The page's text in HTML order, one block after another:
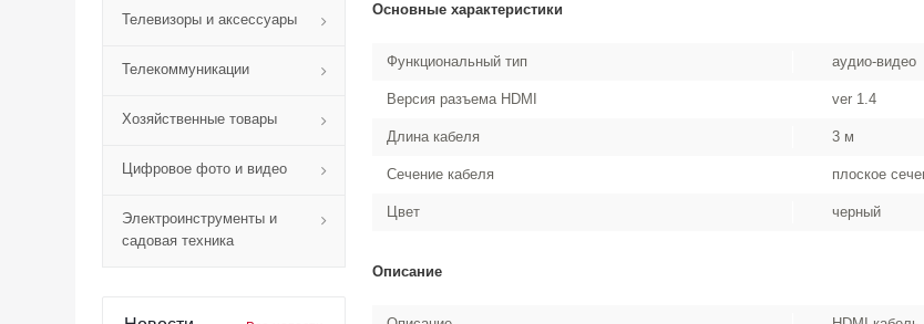
Телевизоры и аксессуары
Телекоммуникации
Хозяйственные товары
Цифровое фото и видео
Электроинструменты и
садовая техника
Основные характеристики
Функциональный тип аудио-видео
Версия разъема HDMI ver 1.4
Длина кабеля 3 м
Сечение кабеля плоское
Цвет черный
Описание